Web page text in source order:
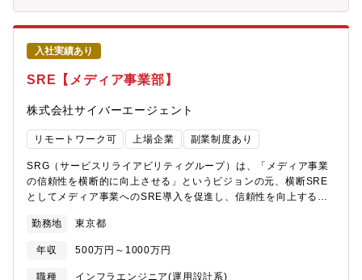
ィア、広告、ゲーム事業を主軸としたインターネットサービスを
展開しています。（昨年度実績で 売上約7000億／従業員数約
7000名／グループ会社数約110社）中でも、ゲーム事業部
（SGE）は、現在約1700名。計9社のグループ会社で構成され、
スマホゲームを主軸に、グッズ企画・EC・グローバルマーケティ
ング・NFT・DX・プログラミング教育事業等を展開中。各社独自
の経営をしながらも、各社間で強固に連携し合う独特な文化を持
つ組織です。【配属先】株式会社サイバーエージェントのゲーム
事業部における、クライアントエンジニアの募集です。横断技術
組織であるSGEコア技術本部または、各社プロジェクトのいずれ
かに参画いただき、ゲームの設計と実装を行なっていただきま
す。面談を通して、スキルと経験を踏まえて配属先は相談させて
いただきます。
入社実績あり
SRE【メディア事業部】
株式会社サイバーエージェント
リモートワーク可 上場企業 副業制度あり
SRG（サービスリライアビリティグループ）は、「メディア事業
の信頼性を横断的に向上させる」というビジョンの元、横断SRE
としてメディア事業へのSRE導入を促進し、信頼性を向上するた
ウを集約し、展開する■信頼性を明確にし、組織で改善する■プロ
ダクトに対し、技術力で直接貢献するSRGで働くことによって、
以下のような経験を積むことができます。■様々な技術要件・規模
のシステムの開発運用や改善■事業における技術的もしくは組織的
勤務地 東京都
年収 500万円～1000万円
職種
インフラエンジニア(運用設計系)